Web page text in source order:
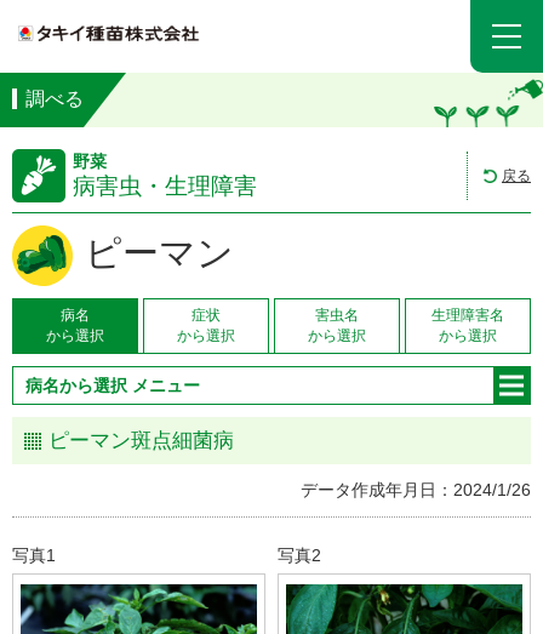
調べる
野菜
病害虫・生理障害 戻る
ピーマン
病名
から選択
症状
から選択
害虫名
から選択
生理障害名
から選択
病名から選択 メニュー
ピーマン斑点細菌病
データ作成年月日：2024/1/26
写真1 写真2